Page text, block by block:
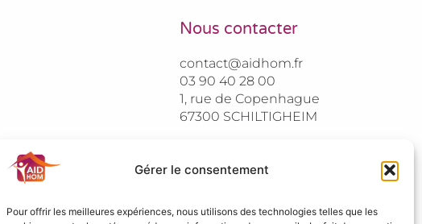
Gérer le consentement
Pour offrir les meilleures expériences, nous utilisons des technologies telles que les
Nous contacter
contact@aidhom.fr
03 90 40 28 00
1, rue de Copenhague
67300 SCHILTIGHEIM